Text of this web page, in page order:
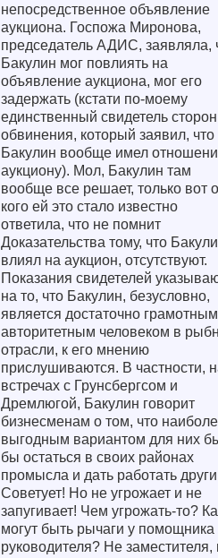
непосредственное объявление
аукциона. Госпожа Миронова,
председатель АДИС, заявляла,
Бакулин мог повлиять на
объявление аукциона, мог его
задержать (кстати по-моему
единственный свидетель
обвинения, который заявил, что
Бакулин вообще имел
аукциону). Мол, Бакулин там
вообще все решает, только вот
кого ей это стало известно
ответила, что не помнит
Доказательства тому, что
влиял на аукцион, отсутствуют.
Показания свидетелей
на то, что Бакулин, безусловно,
является достаточно
авторитетным человеком в
отрасли, к его мнению
прислушиваются. В частности,
встречах с Грунсбергсом и
Дремлюгой, Бакулин говорит
бизнесменам о том, что
выгодным вариантом для них
бы остаться в своих районах
промысла и дать работать
Советует! Но не угрожает и не
запугивает! Чем угрожать-то?
могут быть рычаги у помощника
руководителя? Не заместителя,